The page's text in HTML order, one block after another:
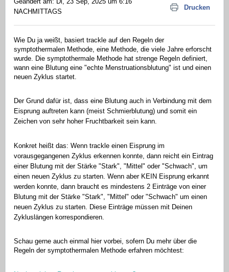
Drucken
NACHMITTAGS
Wie Du ja weißt, basiert trackle auf den Regeln der
symptothermalen Methode, eine Methode, die viele Jahre erforscht
wurde. Die symptothermale Methode hat strenge Regeln definiert,
wann eine Blutung eine "echte Menstruationsblutung" ist und einen
neuen Zyklus startet.
Der Grund dafür ist, dass eine Blutung auch in Verbindung mit dem
Eisprung auftreten kann (meist Schmierblutung) und somit ein
Zeichen von sehr hoher Fruchtbarkeit sein kann.
Konkret heißt das: Wenn trackle einen Eisprung im
vorausgegangenen Zyklus erkennen konnte, dann reicht ein Eintrag
einer Blutung mit der Stärke "Stark", "Mittel" oder "Schwach", um
einen neuen Zyklus zu starten. Wenn aber KEIN Eisprung erkannt
werden konnte, dann braucht es mindestens 2 Einträge von einer
Blutung mit der Stärke "Stark", "Mittel" oder "Schwach" um einen
neuen Zyklus zu starten. Diese Einträge müssen mit Deinen
Zykluslängen korrespondieren.
Schau gerne auch einmal hier vorbei, sofern Du mehr über die
Regeln der symptothermalen Methode erfahren möchtest: